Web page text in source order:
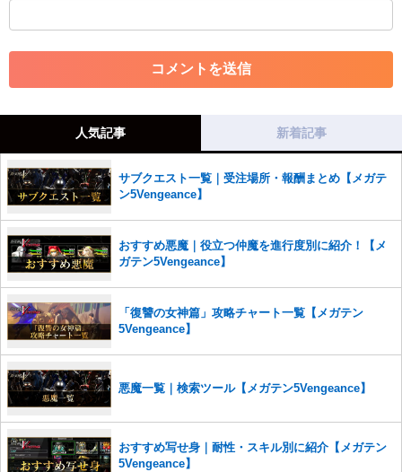
・アカウントの売買など金銭が絡む内容の投稿
・各ゲームのネタバレを含む内容の投稿
・その他、管理者が不適切と判断した投稿
だけますでしょうか。
コメントの削除を申請する※投稿内容を確認後、順次対応さ
せていただきます。ご了承ください。
※一度削除したコメントは復元ができませんのでご注意くだ
また、過度な利用規約の違反や、弊社に損害の及ぶ内容の書き込みがあ
った場合は、法的措置をとらせていただく場合もございますので、あら
かじめご理解くださいませ。
人気記事 新着記事
サブクエスト一覧｜受注場所・報酬まとめ【メガテ
ン5Vengeance】
おすすめ悪魔｜役立つ仲魔を進行度別に紹介！【メ
ガテン5Vengeance】
「復讐の女神篇」攻略チャート一覧【メガテン
5Vengeance】
悪魔一覧｜検索ツール【メガテン5Vengeance】
おすすめ写せ身｜耐性・スキル別に紹介【メガテン
5Vengeance】